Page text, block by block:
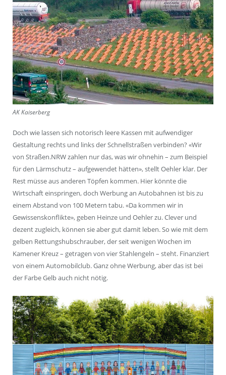
AK Kaiserberg
Doch wie lassen sich notorisch leere Kassen mit aufwendiger
Gestaltung rechts und links der Schnellstraßen verbinden? «Wir
von Straßen.NRW zahlen nur das, was wir ohnehin – zum Beispiel
für den Lärmschutz – aufgewendet hätten», stellt Oehler klar. Der
Rest müsse aus anderen Töpfen kommen. Hier könnte die
Wirtschaft einspringen, doch Werbung an Autobahnen ist bis zu
einem Abstand von 100 Metern tabu. «Da kommen wir in
Gewissenskonflikte», geben Heinze und Oehler zu. Clever und
dezent zugleich, können sie aber gut damit leben. So wie mit dem
gelben Rettungshubschrauber, der seit wenigen Wochen im
Kamener Kreuz – getragen von vier Stahlengeln – steht. Finanziert
von einem Automobilclub. Ganz ohne Werbung, aber das ist bei
der Farbe Gelb auch nicht nötig.